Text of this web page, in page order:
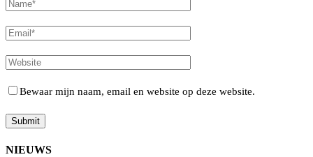
Bewaar mijn naam, email en website op deze website.
NIEUWS